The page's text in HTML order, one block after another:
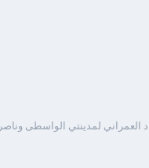
لمدينتي الواسطى وناصر